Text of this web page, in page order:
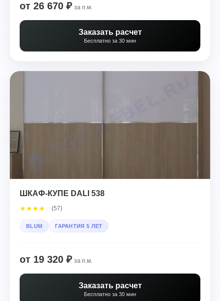
от 26 670 ₽ за п.м.
Заказать расчет
Бесплатно за 30 мин
ШКАФ-КУПЕ DALI 538
★★★★ (57)
BLUM ГАРАНТИЯ 5 ЛЕТ
от 19 320 ₽ за п.м.
Заказать расчет
Бесплатно за 30 мин